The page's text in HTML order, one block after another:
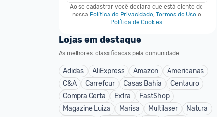
Ao se cadastrar você declara que está ciente de
nossa Política de Privacidade, Termos de Uso e
Política de Cookies.
Lojas em destaque
As melhores, classificadas pela comunidade
Adidas AliExpress Amazon
Americanas
C&A
Carrefour Casas Bahia
Centauro
Compra Certa
Extra
FastShop
Magazine Luiza
Marisa Multilaser
Natura